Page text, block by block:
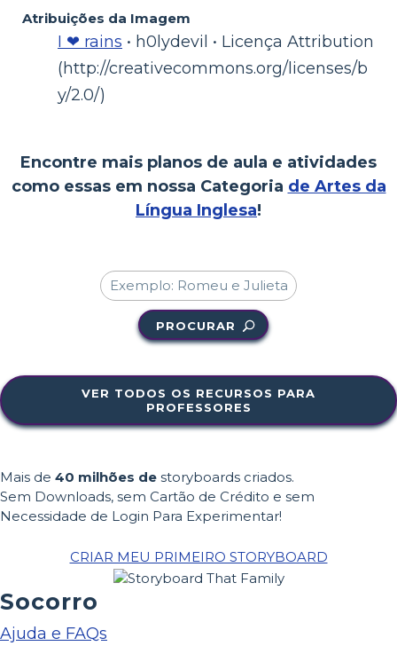
Atribuições da Imagem
I ❤ rains • h0lydevil • Licença Attribution
(http://creativecommons.org/licenses/b
y/2.0/)
Encontre mais planos de aula e atividades
como essas em nossa Categoria de Artes da
Língua Inglesa!
PROCURAR
VER TODOS OS RECURSOS PARA
PROFESSORES
Mais de 40 milhões de storyboards criados.
Sem Downloads, sem Cartão de Crédito e sem
Necessidade de Login Para Experimentar!
CRIAR MEU PRIMEIRO STORYBOARD
Socorro
Ajuda e FAQs